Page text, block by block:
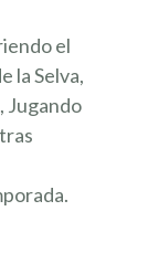
el
la Selva,
Jugando